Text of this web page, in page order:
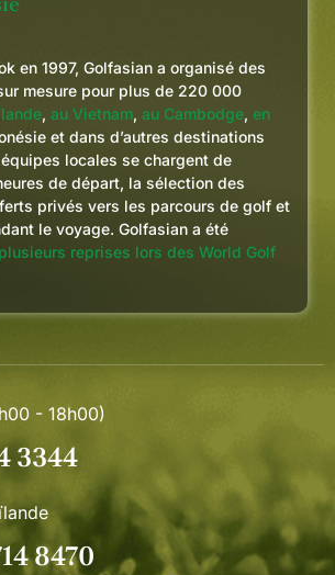
en 1997, Golfasian a organisé des
mesure pour plus de 220 000
, au Vietnam, au Cambodge, en
et dans d’autres destinations
locales se chargent de
de départ, la sélection des
privés vers les parcours de golf et
le voyage. Golfasian a été
reprises lors des World Golf
- 18h00)
3344
8470